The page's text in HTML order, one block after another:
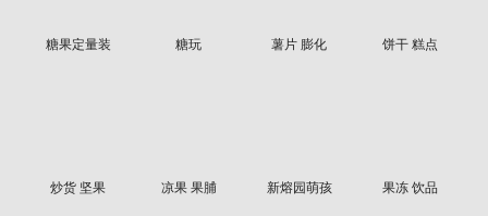
糖果定量装 糖玩 薯片 膨化 饼干 糕点
炒货 坚果 凉果 果脯 新熔园萌孩 果冻 饮品